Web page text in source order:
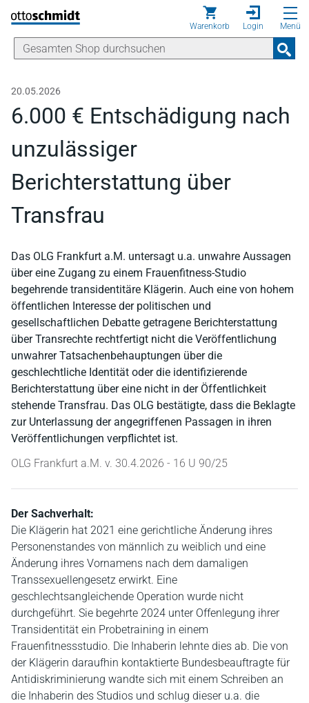
Direkt zum Inhalt
Warenkorb Login Menü
20.05.2026
6.000 € Entschädigung nach
unzulässiger
Berichterstattung über
Transfrau
Das OLG Frankfurt a.M. untersagt u.a. unwahre Aussagen
über eine Zugang zu einem Frauenfitness-Studio
begehrende transidentitäre Klägerin. Auch eine von hohem
öffentlichen Interesse der politischen und
gesellschaftlichen Debatte getragene Berichterstattung
über Transrechte rechtfertigt nicht die Veröffentlichung
unwahrer Tatsachenbehauptungen über die
geschlechtliche Identität oder die identifizierende
Berichterstattung über eine nicht in der Öffentlichkeit
stehende Transfrau. Das OLG bestätigte, dass die Beklagte
zur Unterlassung der angegriffenen Passagen in ihren
Veröffentlichungen verpflichtet ist.
OLG Frankfurt a.M. v. 30.4.2026 - 16 U 90/25
Der Sachverhalt:
Die Klägerin hat 2021 eine gerichtliche Änderung ihres
Personenstandes von männlich zu weiblich und eine
Änderung ihres Vornamens nach dem damaligen
Transsexuellengesetz erwirkt. Eine
geschlechtsangleichende Operation wurde nicht
durchgeführt. Sie begehrte 2024 unter Offenlegung ihrer
Transidentität ein Probetraining in einem
Frauenfitnessstudio. Die Inhaberin lehnte dies ab. Die von
der Klägerin daraufhin kontaktierte Bundesbeauftragte für
Antidiskriminierung wandte sich mit einem Schreiben an
die Inhaberin des Studios und schlug dieser u.a. die